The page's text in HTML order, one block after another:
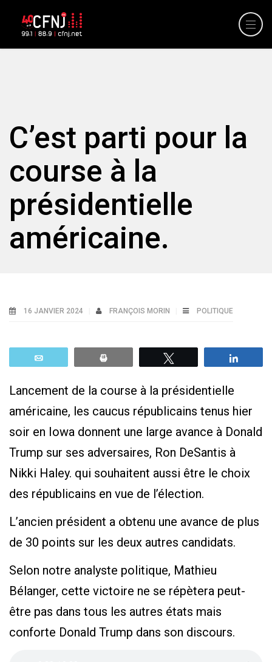
C’est parti pour la
course à la
présidentielle
américaine.
16 JANVIER 2024 FRANÇOIS MORIN POLITIQUE
Lancement de la course à la présidentielle
américaine, les caucus républicains tenus hier
soir en Iowa donnent une large avance à Donald
Trump sur ses adversaires, Ron DeSantis à
Nikki Haley. qui souhaitent aussi être le choix
des républicains en vue de l’élection.
L’ancien président a obtenu une avance de plus
de 30 points sur les deux autres candidats.
Selon notre analyste politique, Mathieu
Bélanger, cette victoire ne se répètera peut-
être pas dans tous les autres états mais
conforte Donald Trump dans son discours.